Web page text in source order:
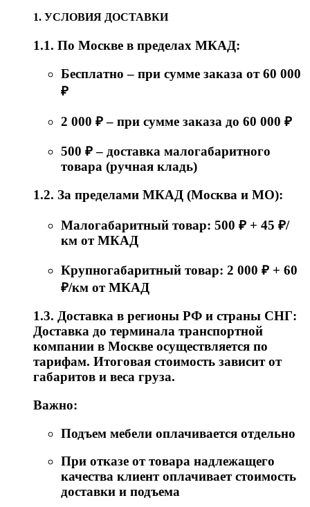
1. УСЛОВИЯ ДОСТАВКИ
1.1. По Москве в пределах МКАД:
Бесплатно – при сумме заказа от 60 000
₽
2 000 ₽ – при сумме заказа до 60 000 ₽
500 ₽ – доставка малогабаритного
товара (ручная кладь)
1.2. За пределами МКАД (Москва и МО):
Малогабаритный товар: 500 ₽ + 45 ₽/
км от МКАД
Крупногабаритный товар: 2 000 ₽ + 60
₽/км от МКАД
1.3. Доставка в регионы РФ и страны СНГ:
Доставка до терминала транспортной
компании в Москве осуществляется по
тарифам. Итоговая стоимость зависит от
габаритов и веса груза.
Важно:
Подъем мебели оплачивается отдельно
При отказе от товара надлежащего
качества клиент оплачивает стоимость
доставки и подъема